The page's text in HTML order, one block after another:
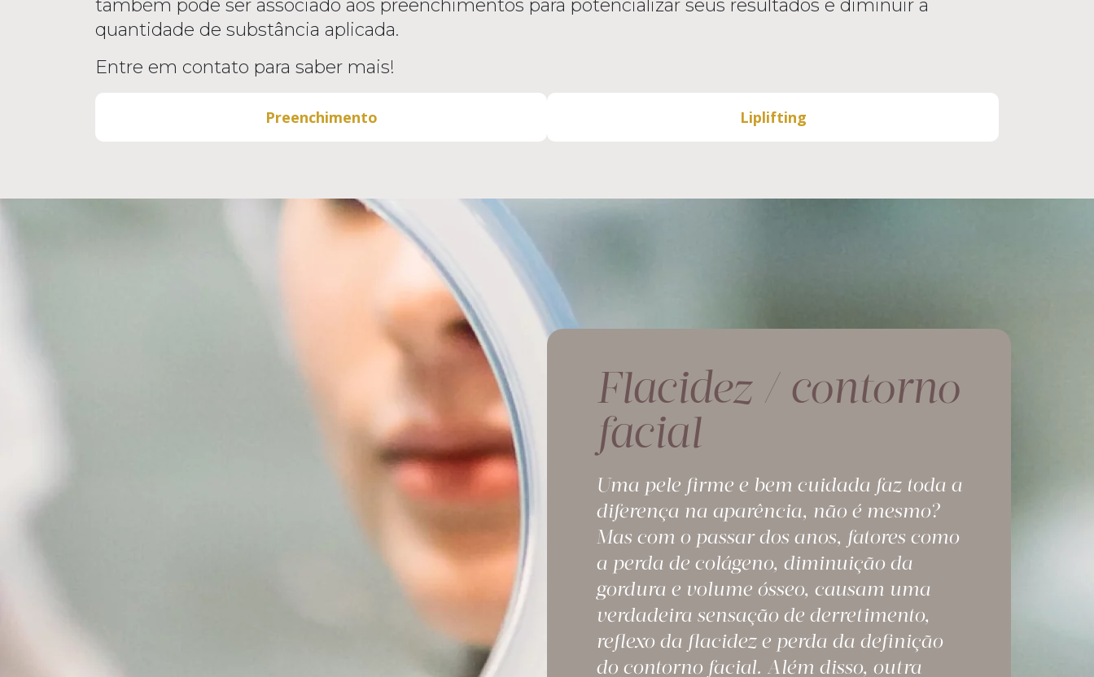
também pode ser associado aos preenchimentos para potencializar seus resultados e diminuir a
quantidade de substância aplicada.
Entre em contato para saber mais!
Preenchimento Liplifting
Flacidez / contorno
facial
Uma pele firme e bem cuidada faz toda a
diferença na aparência, não é mesmo?
Mas com o passar dos anos, fatores como
a perda de colágeno, diminuição da
gordura e volume ósseo, causam uma
verdadeira sensação de derretimento,
reflexo da flacidez e perda da definição
do contorno facial. Além disso, outra